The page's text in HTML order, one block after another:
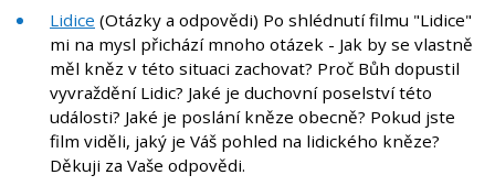
Lidice (Otázky a odpovědi) Po shlédnutí filmu "Lidice"
mi na mysl přichází mnoho otázek - Jak by se vlastně
měl kněz v této situaci zachovat? Proč Bůh dopustil
vyvraždění Lidic? Jaké je duchovní poselství této
události? Jaké je poslání kněze obecně? Pokud jste
film viděli, jaký je Váš pohled na lidického kněze?
Děkuji za Vaše odpovědi.